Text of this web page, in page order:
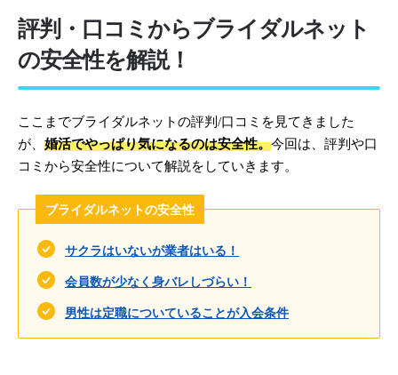
評判・口コミからブライダルネット
の安全性を解説！
ここまでブライダルネットの評判/口コミを見てきました
が、 婚活でやっぱり気になるのは安全性。今回は、評判や口
コミから安全性について解説をしていきます。
ブライダルネットの安全性
サクラはいないが業者はいる！
会員数が少なく身バレしづらい！
男性は定職についていることが入会条件